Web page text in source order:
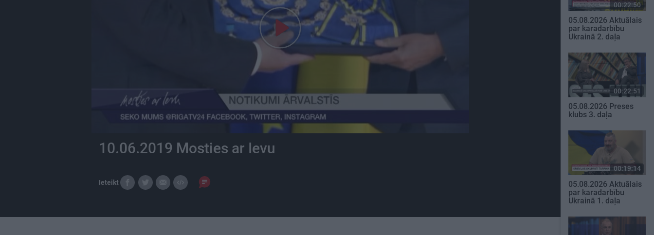
10.06.2019 Mosties ar Ievu
Ieteikt
00:22:50
05.08.2026 Aktuālais
par karadarbību
Ukrainā 2. daļa
00:22:51
05.08.2026 Preses
klubs 3. daļa
00:19:14
05.08.2026 Aktuālais
par karadarbību
Ukrainā 1. daļa